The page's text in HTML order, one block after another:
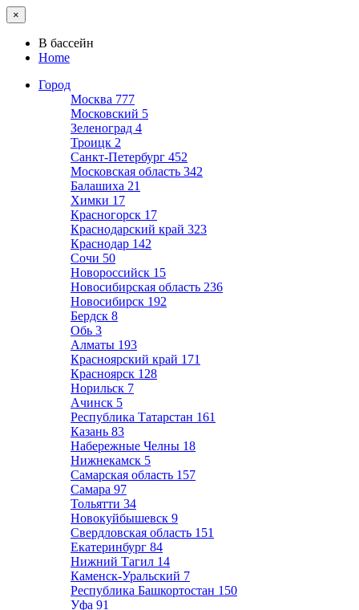
×
В бассейн
Home
Город
Москва 777
Московский 5
Зеленоград 4
Троицк 2
Санкт-Петербург 452
Московская область 342
Балашиха 21
Химки 17
Красногорск 17
Краснодарский край 323
Краснодар 142
Сочи 50
Новороссийск 15
Новосибирская область 236
Новосибирск 192
Бердск 8
Обь 3
Алматы 193
Красноярский край 171
Красноярск 128
Норильск 7
Ачинск 5
Республика Татарстан 161
Казань 83
Набережные Челны 18
Нижнекамск 5
Самарская область 157
Самара 97
Тольятти 34
Новокуйбышевск 9
Свердловская область 151
Екатеринбург 84
Нижний Тагил 14
Каменск-Уральский 7
Республика Башкортостан 150
Уфа 91